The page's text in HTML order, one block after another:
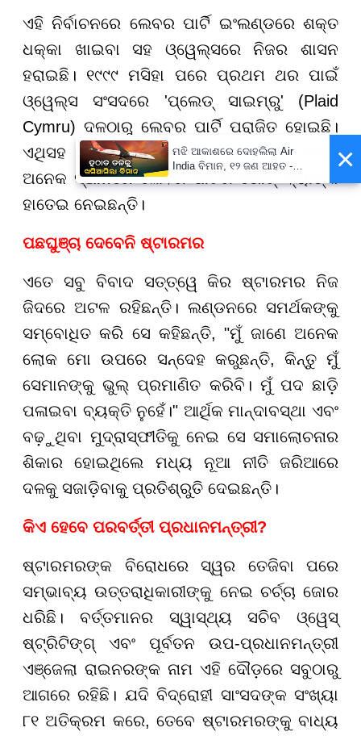
ଏହି ନିର୍ବାଚନରେ ଲେବର ପାର୍ଟି ଇଂଲଣ୍ଡରେ ଶକ୍ତ
ଧକ୍କା ଖାଇବା ସହ ଓ୍ୱେଲ୍ସରେ ନିଜର ଶାସନ
ହରାଇଛି। ୧୯୯୯ ମସିହା ପରେ ପ୍ରଥମ ଥର ପାଇଁ
ଓ୍ୱେଲ୍ସ ସଂସଦରେ 'ପ୍ଲେଡ୍ ସାଇମ୍ରୁ' (Plaid
Cymru) ଦଳଠାରୁ ଲେବର ପାର୍ଟି ପରାଜିତ ହୋଇଛି।
ଏଥିସହ 'ରିଫର୍ମ ୟୁକେ' ଏବଂ ଗ୍ରୀନ୍ ପାର୍ଟି ମଧ୍ୟ
ଅନେକ ସ୍ଥାନରେ ଲେବର ପାର୍ଟିର ଭୋଟ୍ ବ୍ୟାଙ୍କ
ହାତେଇ ନେଇଛନ୍ତି।
ପଛଘୁଞ୍ଚା ଦେବେନି ଷ୍ଟାରମର
ଏତେ ସବୁ ବିବାଦ ସତ୍ତ୍ୱେ କିର ଷ୍ଟାରମର ନିଜ
ଜିଦରେ ଅଟଳ ରହିଛନ୍ତି। ଲଣ୍ଡନରେ ସମର୍ଥକଙ୍କୁ
ସମ୍ବୋଧିତ କରି ସେ କହିଛନ୍ତି, "ମୁଁ ଜାଣେ ଅନେକ
ଲୋକ ମୋ ଉପରେ ସନ୍ଦେହ କରୁଛନ୍ତି, କିନ୍ତୁ ମୁଁ
ସେମାନଙ୍କୁ ଭୁଲ୍ ପ୍ରମାଣିତ କରିବି। ମୁଁ ପଦ ଛାଡ଼ି
ପଳାଇବା ବ୍ୟକ୍ତି ନୁହେଁ।" ଆର୍ଥିକ ମାନ୍ଦାବସ୍ଥା ଏବଂ
ବଢ଼ୁଥିବା ମୁଦ୍ରାସ୍ଫୀତିକୁ ନେଇ ସେ ସମାଲୋଚନାର
ଶିକାର ହୋଇଥିଲେ ମଧ୍ୟ ନୂଆ ନୀତି ଜରିଆରେ
ଦଳକୁ ସଜାଡ଼ିବାକୁ ପ୍ରତିଶ୍ରୁତି ଦେଇଛନ୍ତି।
କିଏ ହେବେ ପରବର୍ତ୍ତୀ ପ୍ରଧାନମନ୍ତ୍ରୀ?
ଷ୍ଟାରମରଙ୍କ ବିରୋଧରେ ସ୍ୱର ତେଜିବା ପରେ
ସମ୍ଭାବ୍ୟ ଉତ୍ତରାଧିକାରୀଙ୍କୁ ନେଇ ଚର୍ଚ୍ଚା ଜୋର
ଧରିଛି। ବର୍ତ୍ତମାନର ସ୍ୱାସ୍ଥ୍ୟ ସଚିବ ଓ୍ୱେସ୍
ଷ୍ଟ୍ରିଟିଙ୍ଗ୍ ଏବଂ ପୂର୍ବତନ ଉପ-ପ୍ରଧାନମନ୍ତ୍ରୀ
ଏଞ୍ଜେଲା ରାଇନରଙ୍କ ନାମ ଏହି ଦୌଡ଼ରେ ସବୁଠାରୁ
ଆଗରେ ରହିଛି। ଯଦି ବିଦ୍ରୋହୀ ସାଂସଦଙ୍କ ସଂଖ୍ୟା
୮୧ ଅତିକ୍ରମ କରେ, ତେବେ ଷ୍ଟାରମରଙ୍କୁ ବାଧ୍ୟ
×
ମଝି ଆକାଶରେ ଦୋହଲିଲା Air
India ବିମାନ, ୧୨ ଜଣ ଆହତ -